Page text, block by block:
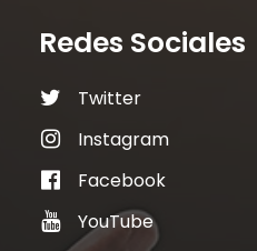
Redes Sociales
Twitter
Instagram
Facebook
YouTube